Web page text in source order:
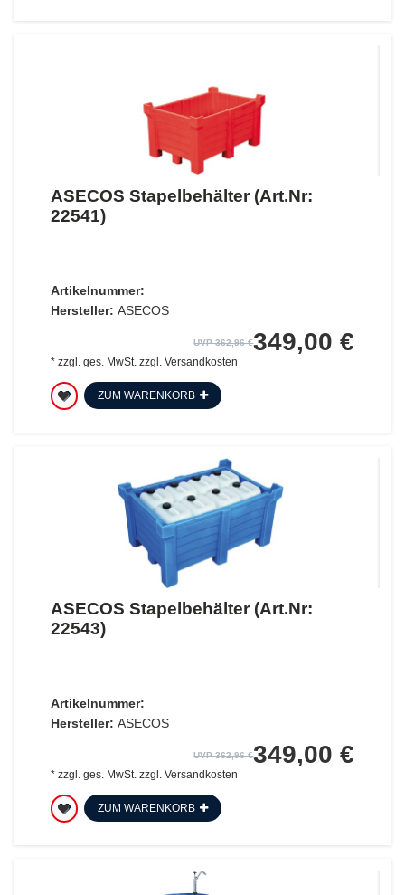
ASECOS Stapelbehälter (Art.Nr:
22541)
Artikelnummer:
Hersteller: ASECOS
UVP 362,96 €349,00 €
* zzgl. ges. MwSt.zzgl. Versandkosten
ZUM WARENKORB
ASECOS Stapelbehälter (Art.Nr:
22543)
Artikelnummer:
Hersteller: ASECOS
UVP 362,96 €349,00 €
* zzgl. ges. MwSt.zzgl. Versandkosten
ZUM WARENKORB